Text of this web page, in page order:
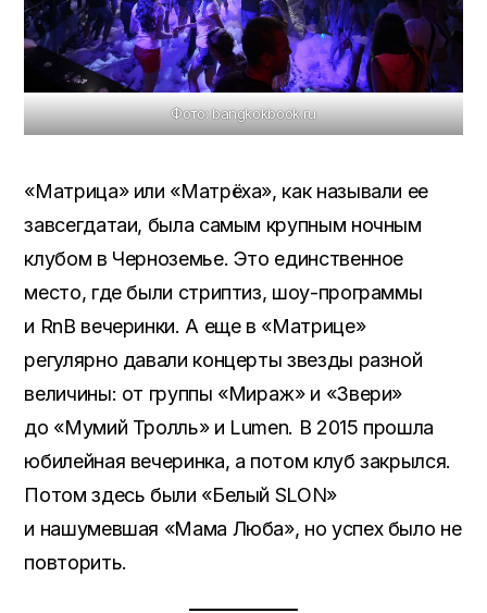
Фото: bangkokbook.ru
«Матрица» или «Матрёха», как называли ее
завсегдатаи, была самым крупным ночным
клубом в Черноземье. Это единственное
место, где были стриптиз, шоу-программы
и RnB вечеринки. А еще в «Матрице»
регулярно давали концерты звезды разной
величины: от группы «Мираж» и «Звери»
до «Мумий Тролль» и Lumen. В 2015 прошла
юбилейная вечеринка, а потом клуб закрылся.
Потом здесь были «Белый SLON»
и нашумевшая «Мама Люба», но успех было не
повторить.